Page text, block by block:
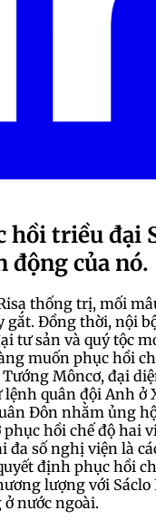
hồi triều đại
động của nó.
thống trị, mối
gắt. Đồng thời, nội
tư sản và quý tộc
muốn phục hồi
Tướng Môncơ, đại
lệnh quân đội Anh ở
Đôn nhằm ủng
phục hồi chế độ hai
đa số nghị viện là
định phục hồi
lượng với Sáclo
nước ngoài.